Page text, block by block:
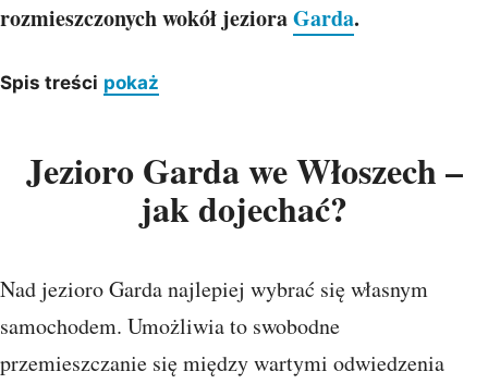
rozmieszczonych wokół jezioraGarda.
Spis treści pokaż
Jezioro Garda we Włoszech –
jak dojechać?
Nad jezioro Garda najlepiej wybrać się własnym
samochodem. Umożliwia to swobodne
przemieszczanie się między wartymi odwiedzenia